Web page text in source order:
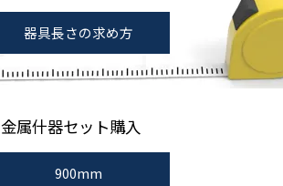
器具長さの求め方
金属什器セット購入
900mm